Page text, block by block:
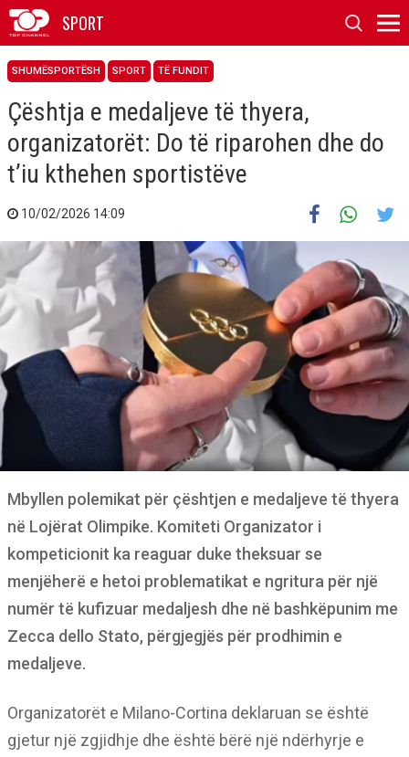
SPORT
SHUMËSPORTËSH SPORT TË FUNDIT
Çështja e medaljeve të thyera,
organizatorët: Do të riparohen dhe do
t’iu kthehen sportistëve
10/02/2026 14:09
Mbyllen polemikat për çështjen e medaljeve të thyera
në Lojërat Olimpike. Komiteti Organizator i
kompeticionit ka reaguar duke theksuar se
menjëherë e hetoi problematikat e ngritura për një
numër të kufizuar medaljesh dhe në bashkëpunim me
Zecca dello Stato, përgjegjës për prodhimin e
medaljeve.
Organizatorët e Milano-Cortina deklaruan se është
gjetur një zgjidhje dhe është bërë një ndërhyrje e